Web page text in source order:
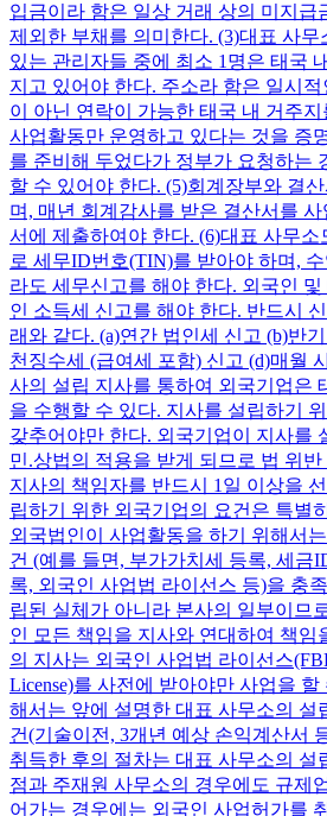
입금이라 함은 일상 거래 상의 미지급
제외한 부채를 의미한다. (3)대표 사무
있는 관리자들 중에 최소 1명은 태국
지고 있어야 한다. 주소라 함은 일시
이 아닌 연락이 가능한 태국 내 거주지
사업활동만 운영하고 있다는 것을 증
를 준비해 두었다가 정부가 요청하는
할 수 있어야 한다. (5)회계장부와 결
며, 매년 회계감사를 받은 결산서를
서에 제출하여야 한다. (6)대표 사무소
로 세무ID번호(TIN)를 받아야 하며,
라도 세무신고를 해야 한다. 외국인
인 소득세 신고를 해야 한다. 반드시
래와 같다. (a)연간 법인세 신고 (b)반
천징수세 (급여세 포함) 신고 (d)매월
사의 설립 지사를 통하여 외국기업은
을 수행할 수 있다. 지사를 설립하기
갖추어야만 한다. 외국기업이 지사를
민.상법의 적용을 받게 되므로 법 위
지사의 책임자를 반드시 1일 이상을
립하기 위한 외국기업의 요건은 특별
외국법인이 사업활동을 하기 위해서
건 (예를 들면, 부가가치세 등록, 세금
록, 외국인 사업법 라이선스 등)을 충
립된 실체가 아니라 본사의 일부이므
인 모든 책임을 지사와 연대하여 책임
의 지사는 외국인 사업법 라이선스
License)를 사전에 받아야만 사업을 할
해서는 앞에 설명한 대표 사무소의 설
건(기술이전, 3개년 예상 손익계산서
취득한 후의 절차는 대표 사무소의 설
점과 주재원 사무소의 경우에도 규제
어가는 경우에는 외국인 사업허가를